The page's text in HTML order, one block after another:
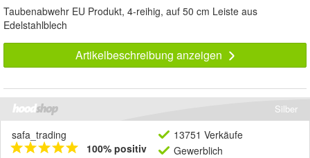
Taubenabwehr EU Produkt, 4-reihig, auf 50 cm Leiste aus
Edelstahlblech
Artikelbeschreibung anzeigen
Silber
safa_trading
100% positiv
13751 Verkäufe
Gewerblich